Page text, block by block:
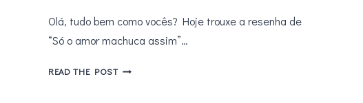
Olá, tudo bem como vocês? Hoje trouxe a resenha de
“Só o amor machuca assim”…
READ THE POSTSÓ